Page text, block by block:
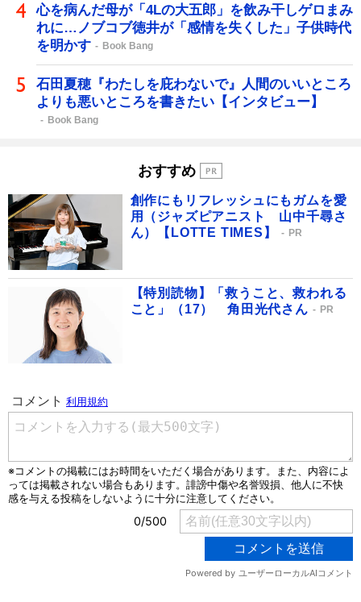
心を病んだ母が「4Lの大五郎」を飲み干しゲロまみ
れに…ノブコブ徳井が「感情を失くした」子供時代
を明かす
Book Bang
石田夏穂『わたしを庇わないで』人間のいいところ
よりも悪いところを書きたい【インタビュー】
Book Bang
おすすめ
創作にもリフレッシュにもガムを愛
用（ジャズピアニスト 山中千尋さ
ん）【LOTTE TIMES】
PR
【特別読物】「救うこと、救われる
こと」（17） 角田光代さん
PR